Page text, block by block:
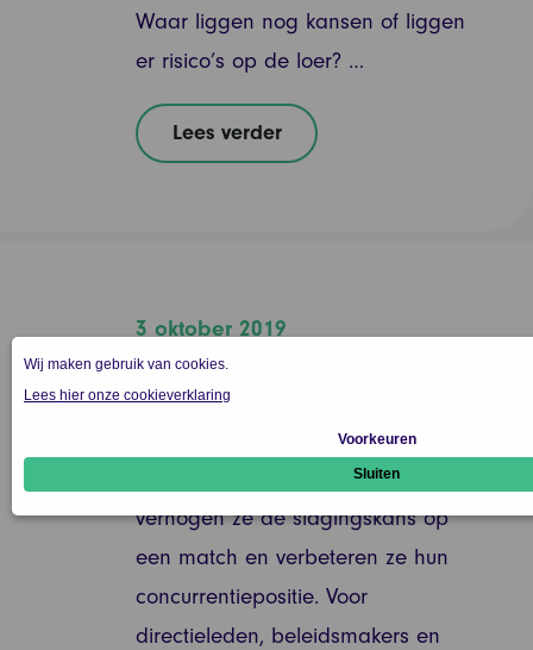
Waar liggen nog kansen of liggen
er risico’s op de loer? …
Lees verder
3 oktober 2019
Eindejaarsactie Jobdigger
Leads
Met Jobdigger Leads genereren
intermediairs meer sales,
verhogen ze de slagingskans op
een match en verbeteren ze hun
concurrentiepositie. Voor
directieleden, beleidsmakers en